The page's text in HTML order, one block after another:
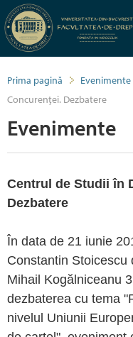
Prima pagină Evenimente
Concurenței. Dezbatere
Evenimente
Centrul de Studii în
Dezbatere
În data de 21 iunie
Constantin Stoicescu
Mihail Kogălniceanu
dezbaterea cu tema
nivelul Uniunii